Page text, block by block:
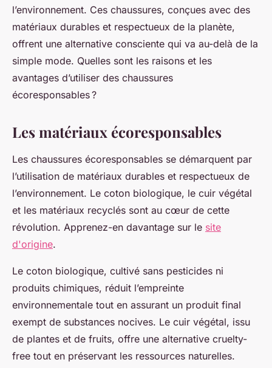
l’environnement. Ces chaussures, conçues avec des
matériaux durables et respectueux de la planète,
offrent une alternative consciente qui va au-delà de la
simple mode. Quelles sont les raisons et les
avantages d’utiliser des chaussures
écoresponsables ?
Les matériaux écoresponsables
Les chaussures écoresponsables se démarquent par
l’utilisation de matériaux durables et respectueux de
l’environnement. Le coton biologique, le cuir végétal
et les matériaux recyclés sont au cœur de cette
révolution. Apprenez-en davantage sur le site
d'origine.
Le coton biologique, cultivé sans pesticides ni
produits chimiques, réduit l’empreinte
environnementale tout en assurant un produit final
exempt de substances nocives. Le cuir végétal, issu
de plantes et de fruits, offre une alternative cruelty-
free tout en préservant les ressources naturelles.